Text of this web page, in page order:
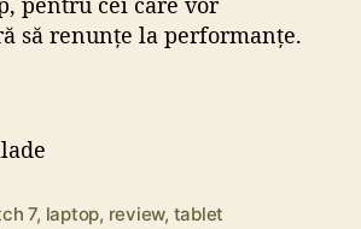
să renunțe la performanțe.
7, laptop, review, tablet